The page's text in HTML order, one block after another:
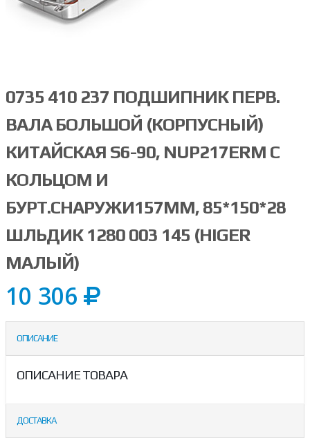
0735 410 237 ПОДШИПНИК ПЕРВ.
ВАЛА БОЛЬШОЙ (КОРПУСНЫЙ)
КИТАЙСКАЯ S6-90, NUP217ERM С
КОЛЬЦОМ И
БУРТ.СНАРУЖИ157ММ, 85*150*28
ШЛЬДИК 1280 003 145 (HIGER
МАЛЫЙ)
10 306
ОПИСАНИЕ
ОПИСАНИЕ ТОВАРА
ДОСТАВКА